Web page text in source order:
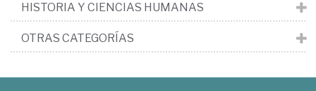
HISTORIA Y CIENCIAS HUMANAS
OTRAS CATEGORÍAS